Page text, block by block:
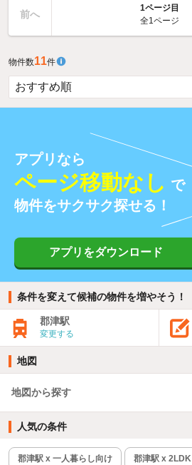
前へ
1ページ目
全1ページ
物件数11件
アプリなら
ページ移動なし で
物件をサクサク探せる！
アプリをダウンロード
条件を変えて候補の物件を増やそう！
郡津駅
変更する
地図
地図から探す
人気の条件
郡津駅 x 一人暮らし向け 郡津駅 x 2LDK